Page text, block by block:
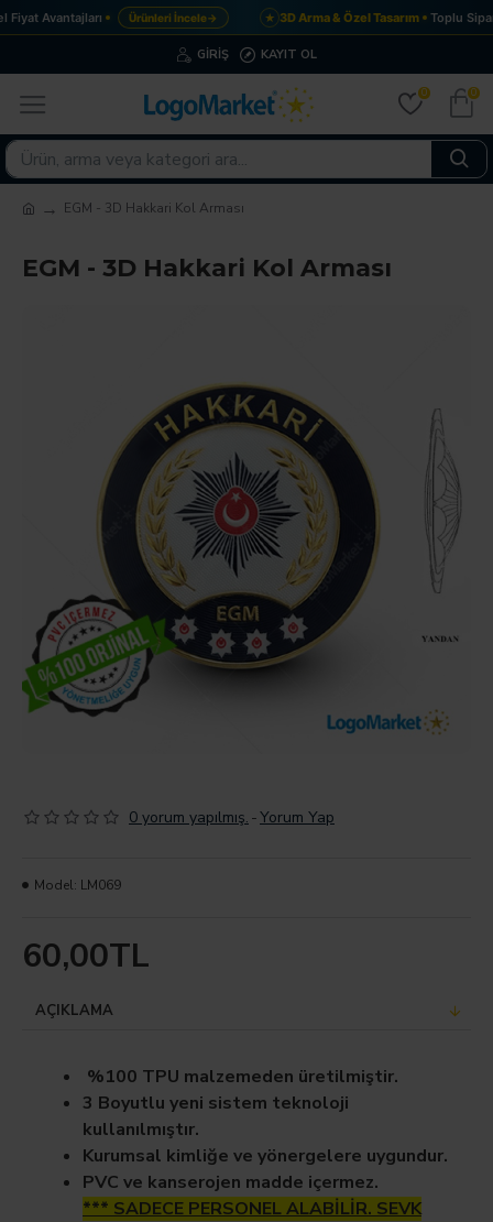
Avantajları Ürünleri İncele→ ★ 3D Arma & Özel Tasarım Toplu
GIRIŞ KAYIT OL
0 0
EGM - 3D Hakkari Kol Arması
EGM - 3D Hakkari Kol Arması
0 yorum yapılmış. -Yorum Yap
60,00TL
Model: LM069
AÇIKLAMA
%100 TPU malzemeden üretilmiştir.
3 Boyutlu yeni sistem teknoloji
kullanılmıştır.
Kurumsal kimliğe ve yönergelere uygundur.
PVC ve kanserojen madde içermez.
*** SADECE PERSONEL ALABİLİR. SEVK